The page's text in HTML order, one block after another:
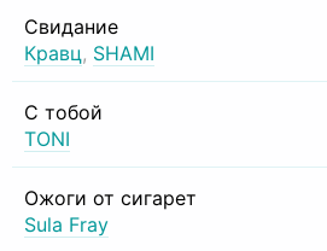
Свидание
Кравц, SHAMI
С тобой
TONI
Ожоги от сигарет
Sula Fray